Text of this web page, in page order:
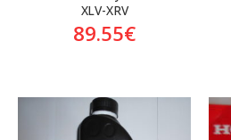
XLV-XRV
89.55€